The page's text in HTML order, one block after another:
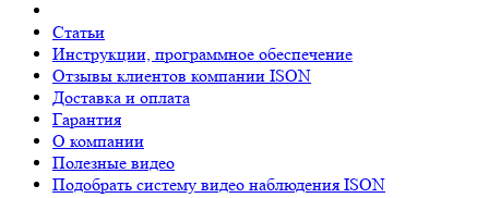
Статьи
Инструкции, программное обеспечение
Отзывы клиентов компании ISON
Доставка и оплата
Гарантия
О компании
Полезные видео
Подобрать систему видео наблюдения ISON